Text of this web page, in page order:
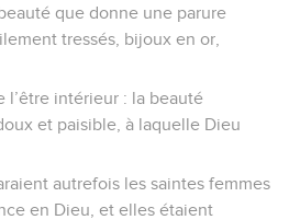
que donne une parure
tressés, bijoux en or,
l’être intérieur : la beauté
et paisible, à laquelle Dieu
autrefois les saintes femmes
en Dieu, et elles étaient